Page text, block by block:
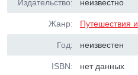
Издательство: неизвестно
Жанр: Путешествия
Год: неизвестен
ISBN: нет данных